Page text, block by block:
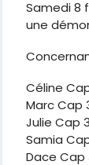
Samedi 8
une
Céline
Marc Cap
Julie Cap 3
Samia
Dace Cap